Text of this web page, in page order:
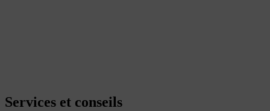
Services et conseils